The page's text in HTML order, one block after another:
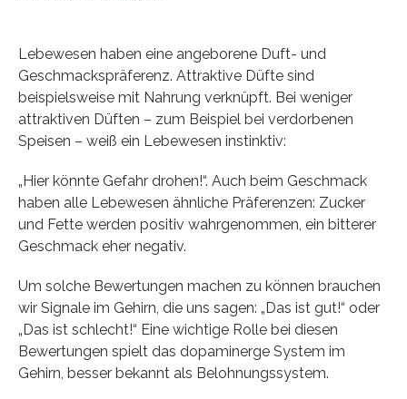
Lebewesen haben eine angeborene Duft- und
Geschmackspräferenz. Attraktive Düfte sind
beispielsweise mit Nahrung verknüpft. Bei weniger
attraktiven Düften – zum Beispiel bei verdorbenen
Speisen – weiß ein Lebewesen instinktiv:
„Hier könnte Gefahr drohen!“. Auch beim Geschmack
haben alle Lebewesen ähnliche Präferenzen: Zucker
und Fette werden positiv wahrgenommen, ein bitterer
Geschmack eher negativ.
Um solche Bewertungen machen zu können brauchen
wir Signale im Gehirn, die uns sagen: „Das ist gut!“ oder
„Das ist schlecht!“ Eine wichtige Rolle bei diesen
Bewertungen spielt das dopaminerge System im
Gehirn, besser bekannt als Belohnungssystem.